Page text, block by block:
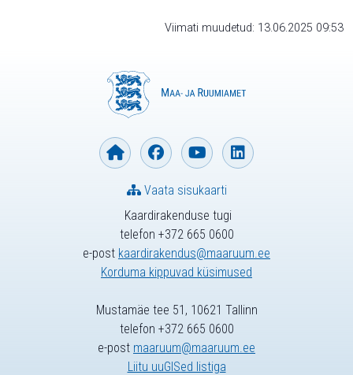
Viimati muudetud: 13.06.2025 09:53
Kaardirakenduse tugi
telefon +372 665 0600
e-post kaardirakendus@maaruum.ee
Korduma kippuvad küsimused
Vaata sisukaarti
Mustamäe tee 51, 10621 Tallinn
telefon +372 665 0600
e-post maaruum@maaruum.ee
Liitu uuGISed listiga